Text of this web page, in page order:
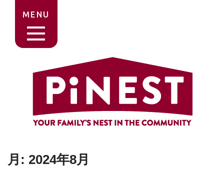
MENU
月: 2024年8月